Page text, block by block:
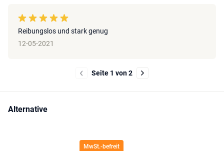
Reibungslos und stark genug
12-05-2021
Seite 1 von 2
Alternative
MwSt.-befreit